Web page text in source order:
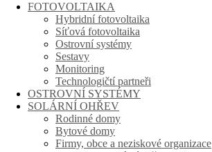
FOTOVOLTAIKA
Hybridní fotovoltaika
Síťová fotovoltaika
Ostrovní systémy
Sestavy
Monitoring
Technologičtí partneři
OSTROVNÍ SYSTÉMY
SOLÁRNÍ OHŘEV
Rodinné domy
Bytové domy
Firmy, obce a neziskové organizace